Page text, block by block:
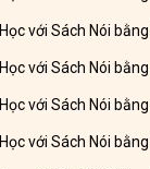
Học với Sách Nói
Học với Sách Nói
Học với Sách Nói
Học với Sách Nói